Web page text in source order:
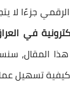
جزءًا
في
المقال،
تسهيل